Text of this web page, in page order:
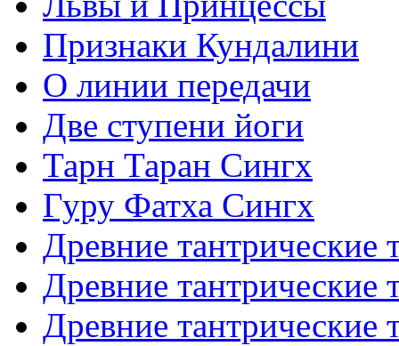
Признаки Кундалини
О линии передачи
Две ступени йоги
Тарн Таран Сингх
Гуру Фатха Сингх
Древние тантрические
Древние тантрические
Древние тантрические